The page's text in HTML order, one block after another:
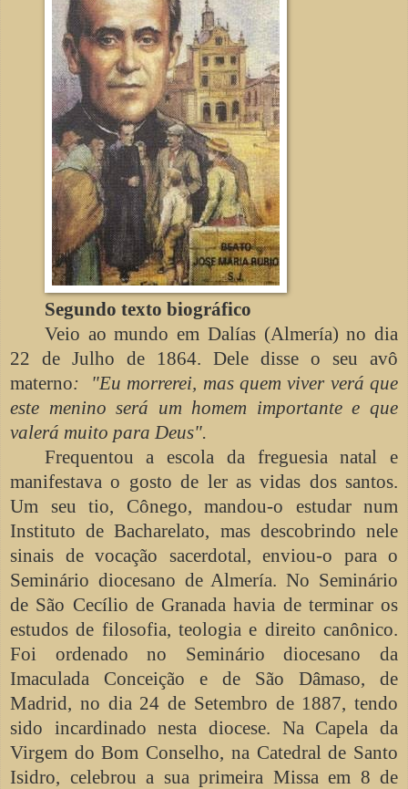
Segundo texto biográfico
Veio ao mundo em Dalías (Almería) no dia
22 de Julho de 1864. Dele disse o seu avô
materno: "Eu morrerei, mas quem viver verá que
este menino será um homem importante e que
valerá muito para Deus".
Frequentou a escola da freguesia natal e
manifestava o gosto de ler as vidas dos santos.
Um seu tio, Cônego, mandou-o estudar num
Instituto de Bacharelato, mas descobrindo nele
sinais de vocação sacerdotal, enviou-o para o
Seminário diocesano de Almería. No Seminário
de São Cecílio de Granada havia de terminar os
estudos de filosofia, teologia e direito canônico.
Foi ordenado no Seminário diocesano da
Imaculada Conceição e de São Dâmaso, de
Madrid, no dia 24 de Setembro de 1887, tendo
sido incardinado nesta diocese. Na Capela da
Virgem do Bom Conselho, na Catedral de Santo
Isidro, celebrou a sua primeira Missa em 8 de